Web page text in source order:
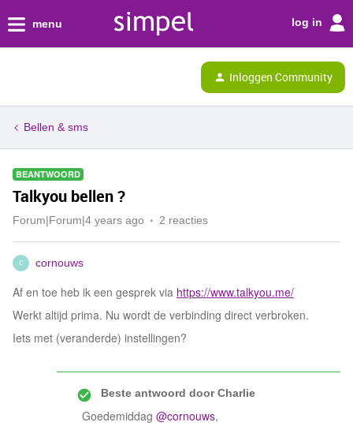
menu log in
Inloggen Community
Bellen & sms
BEANTWOORD
Talkyou bellen ?
Forum|Forum|4 years ago 2 reacties
C cornouws
Af en toe heb ik een gesprek via https://www.talkyou.me/
Werkt altijd prima. Nu wordt de verbinding direct verbroken.
Iets met (veranderde) instellingen?
Beste antwoord doorCharlie
Goedemiddag @cornouws,